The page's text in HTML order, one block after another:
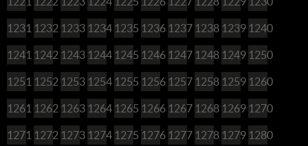
1231 1232 1233 1234 1235 1236 1237 1238 1239 1240
1241 1242 1243 1244 1245 1246 1247 1248 1249 1250
1251 1252 1253 1254 1255 1256 1257 1258 1259 1260
1261 1262 1263 1264 1265 1266 1267 1268 1269 1270
1271 1272 1273 1274 1275 1276 1277 1278 1279 1280